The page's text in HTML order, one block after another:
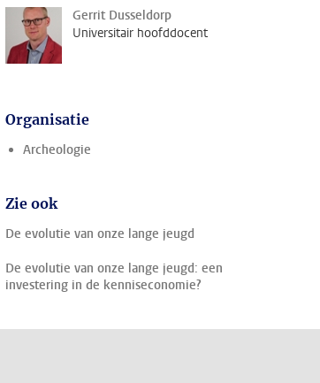
Gerrit Dusseldorp
Universitair hoofddocent
Organisatie
Archeologie
Zie ook
De evolutie van onze lange jeugd
De evolutie van onze lange jeugd: een
investering in de kenniseconomie?